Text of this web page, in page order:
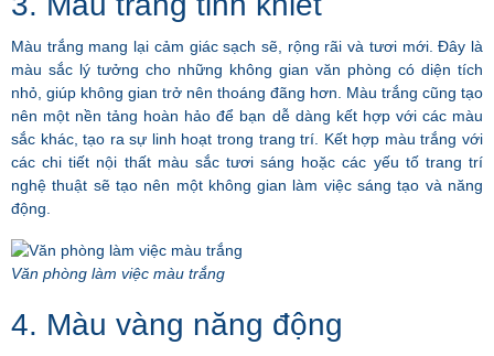
Màu trắng mang lại cảm giác sạch sẽ, rộng rãi và tươi mới. Đây là
màu sắc lý tưởng cho những không gian văn phòng có diện tích
nhỏ, giúp không gian trở nên thoáng đãng hơn. Màu trắng cũng tạo
nên một nền tảng hoàn hảo để bạn dễ dàng kết hợp với các màu
sắc khác, tạo ra sự linh hoạt trong trang trí. Kết hợp màu trắng với
các chi tiết nội thất màu sắc tươi sáng hoặc các yếu tố trang trí
nghệ thuật sẽ tạo nên một không gian làm việc sáng tạo và năng
động.
Văn phòng làm việc màu trắng
4. Màu vàng năng động